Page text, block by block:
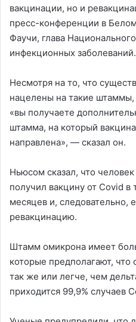
вакцинации, но и
пресс-конференции в
Фаучи, глава
инфекционных заболеваний.
Несмотря на то, что
нацелены на такие штаммы,
«вы получаете
штамма, на который
направлена», — сказал он.
Ньюсом сказал, что
получил вакцину от Covid
месяцев и, следовательно,
ревакцинацию.
Штамм омикрона имеет
которые предполагают, что
так же или легче, чем
приходится 99,9% случаев